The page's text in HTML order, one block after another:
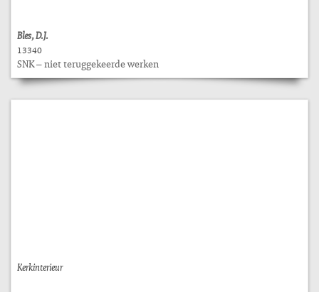
Bles, D.J.
13340
SNK – niet teruggekeerde werken
Kerkinterieur